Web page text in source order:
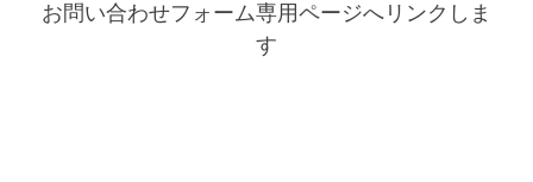
お問い合わせフォーム専用ページへリンクしま
す